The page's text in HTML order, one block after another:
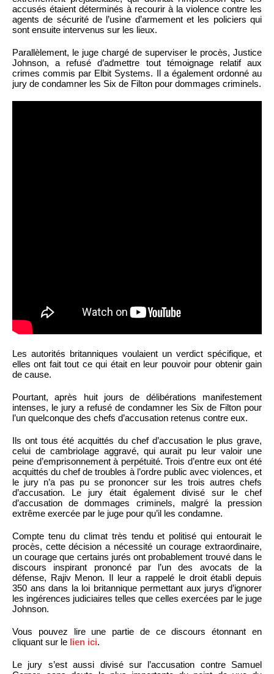
accusés étaient déterminés à recourir à la violence contre les
agents de sécurité de l’usine d’armement et les policiers qui
sont ensuite intervenus sur les lieux.
Parallèlement, le juge chargé de superviser le procès, Justice
Johnson, a refusé d’admettre tout témoignage relatif aux
crimes commis par Elbit Systems. Il a également ordonné au
jury de condamner les Six de Filton pour dommages criminels.
Les autorités britanniques voulaient un verdict spécifique, et
elles ont fait tout ce qui était en leur pouvoir pour obtenir gain
de cause.
Pourtant, après huit jours de délibérations manifestement
intenses, le jury a refusé de condamner les Six de Filton pour
l’un quelconque des chefs d’accusation retenus contre eux.
Ils ont tous été acquittés du chef d’accusation le plus grave,
celui de cambriolage aggravé, qui aurait pu leur valoir une
peine d’emprisonnement à perpétuité. Trois d’entre eux ont été
acquittés du chef de troubles à l’ordre public avec violences, et
le jury n’a pas pu se prononcer sur les trois autres chefs
d’accusation. Le jury était également divisé sur le chef
d’accusation de dommages criminels, malgré la pression
extrême exercée par le juge pour qu’il les condamne.
Compte tenu du climat très tendu et politisé qui entourait le
procès, cette décision a nécessité un courage extraordinaire,
un courage que certains jurés ont probablement trouvé dans le
discours inspirant prononcé par l’un des avocats de la
défense, Rajiv Menon. Il leur a rappelé le droit établi depuis
350 ans dans la loi britannique permettant aux jurys d’ignorer
les ingérences judiciaires telles que celles exercées par le juge
Johnson.
Vous pouvez lire une partie de ce discours étonnant en
cliquant sur le lien ici.
Le jury s’est aussi divisé sur l’accusation contre Samuel